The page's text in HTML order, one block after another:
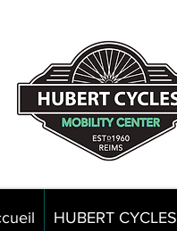
HUBERT CYCLES